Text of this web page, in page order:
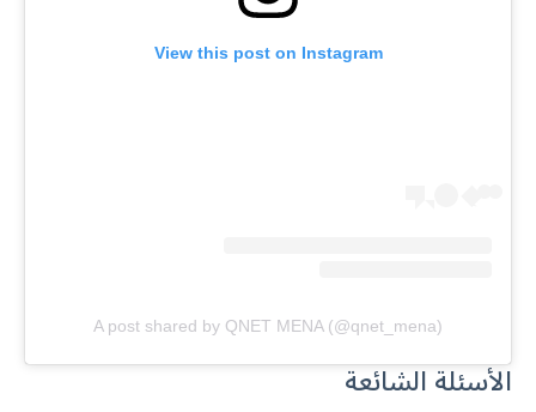
View this post on Instagram
A post shared by QNET MENA (@qnet_mena)
الأسئلة الشائعة